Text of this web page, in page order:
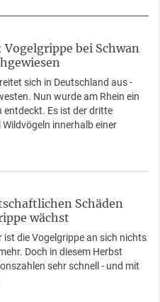
bei Schwan
sich in Deutschland aus -
Nun wurde am Rhein ein
entdeckt. Es ist der dritte
innerhalb einer
Schäden
wächst
ist die Vogelgrippe an sich nichts
Doch in diesem Herbst
sehr schnell - und mit